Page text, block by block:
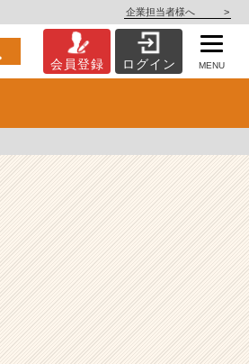
企業担当者様へ >
会員登録 ログイン MENU